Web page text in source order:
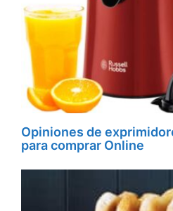
Opiniones de
para comprar Online